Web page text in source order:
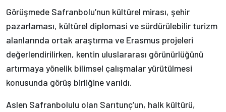
Görüşmede Safranbolu’nun kültürel mirası, şehir
pazarlaması, kültürel diplomasi ve sürdürülebilir turizm
alanlarında ortak araştırma ve Erasmus projeleri
değerlendirilirken, kentin uluslararası görünürlüğünü
artırmaya yönelik bilimsel çalışmalar yürütülmesi
konusunda görüş birliğine varıldı.
Aslen Safranbolulu olan Sarıtunç’un, halk kültürü,